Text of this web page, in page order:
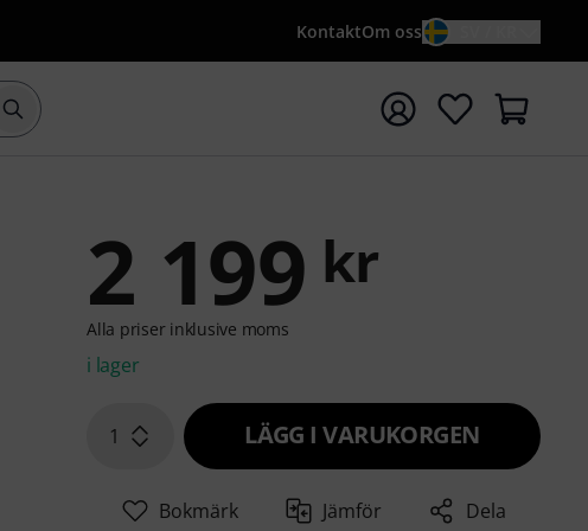
KontaktOm oss
Börja sökningen med söktermen {searchTerm}
2 199 kr
Alla priser inklusive moms
i lager
1 LÄGG I VARUKORGEN
Bokmärk Jämför Dela